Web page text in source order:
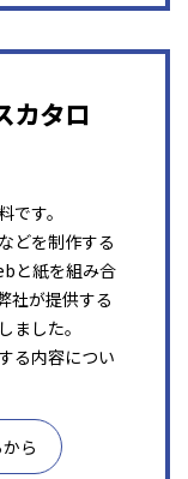
カタロ
す。
どを制作する
と紙を組み合
社が提供する
ました。
る内容につい
ら